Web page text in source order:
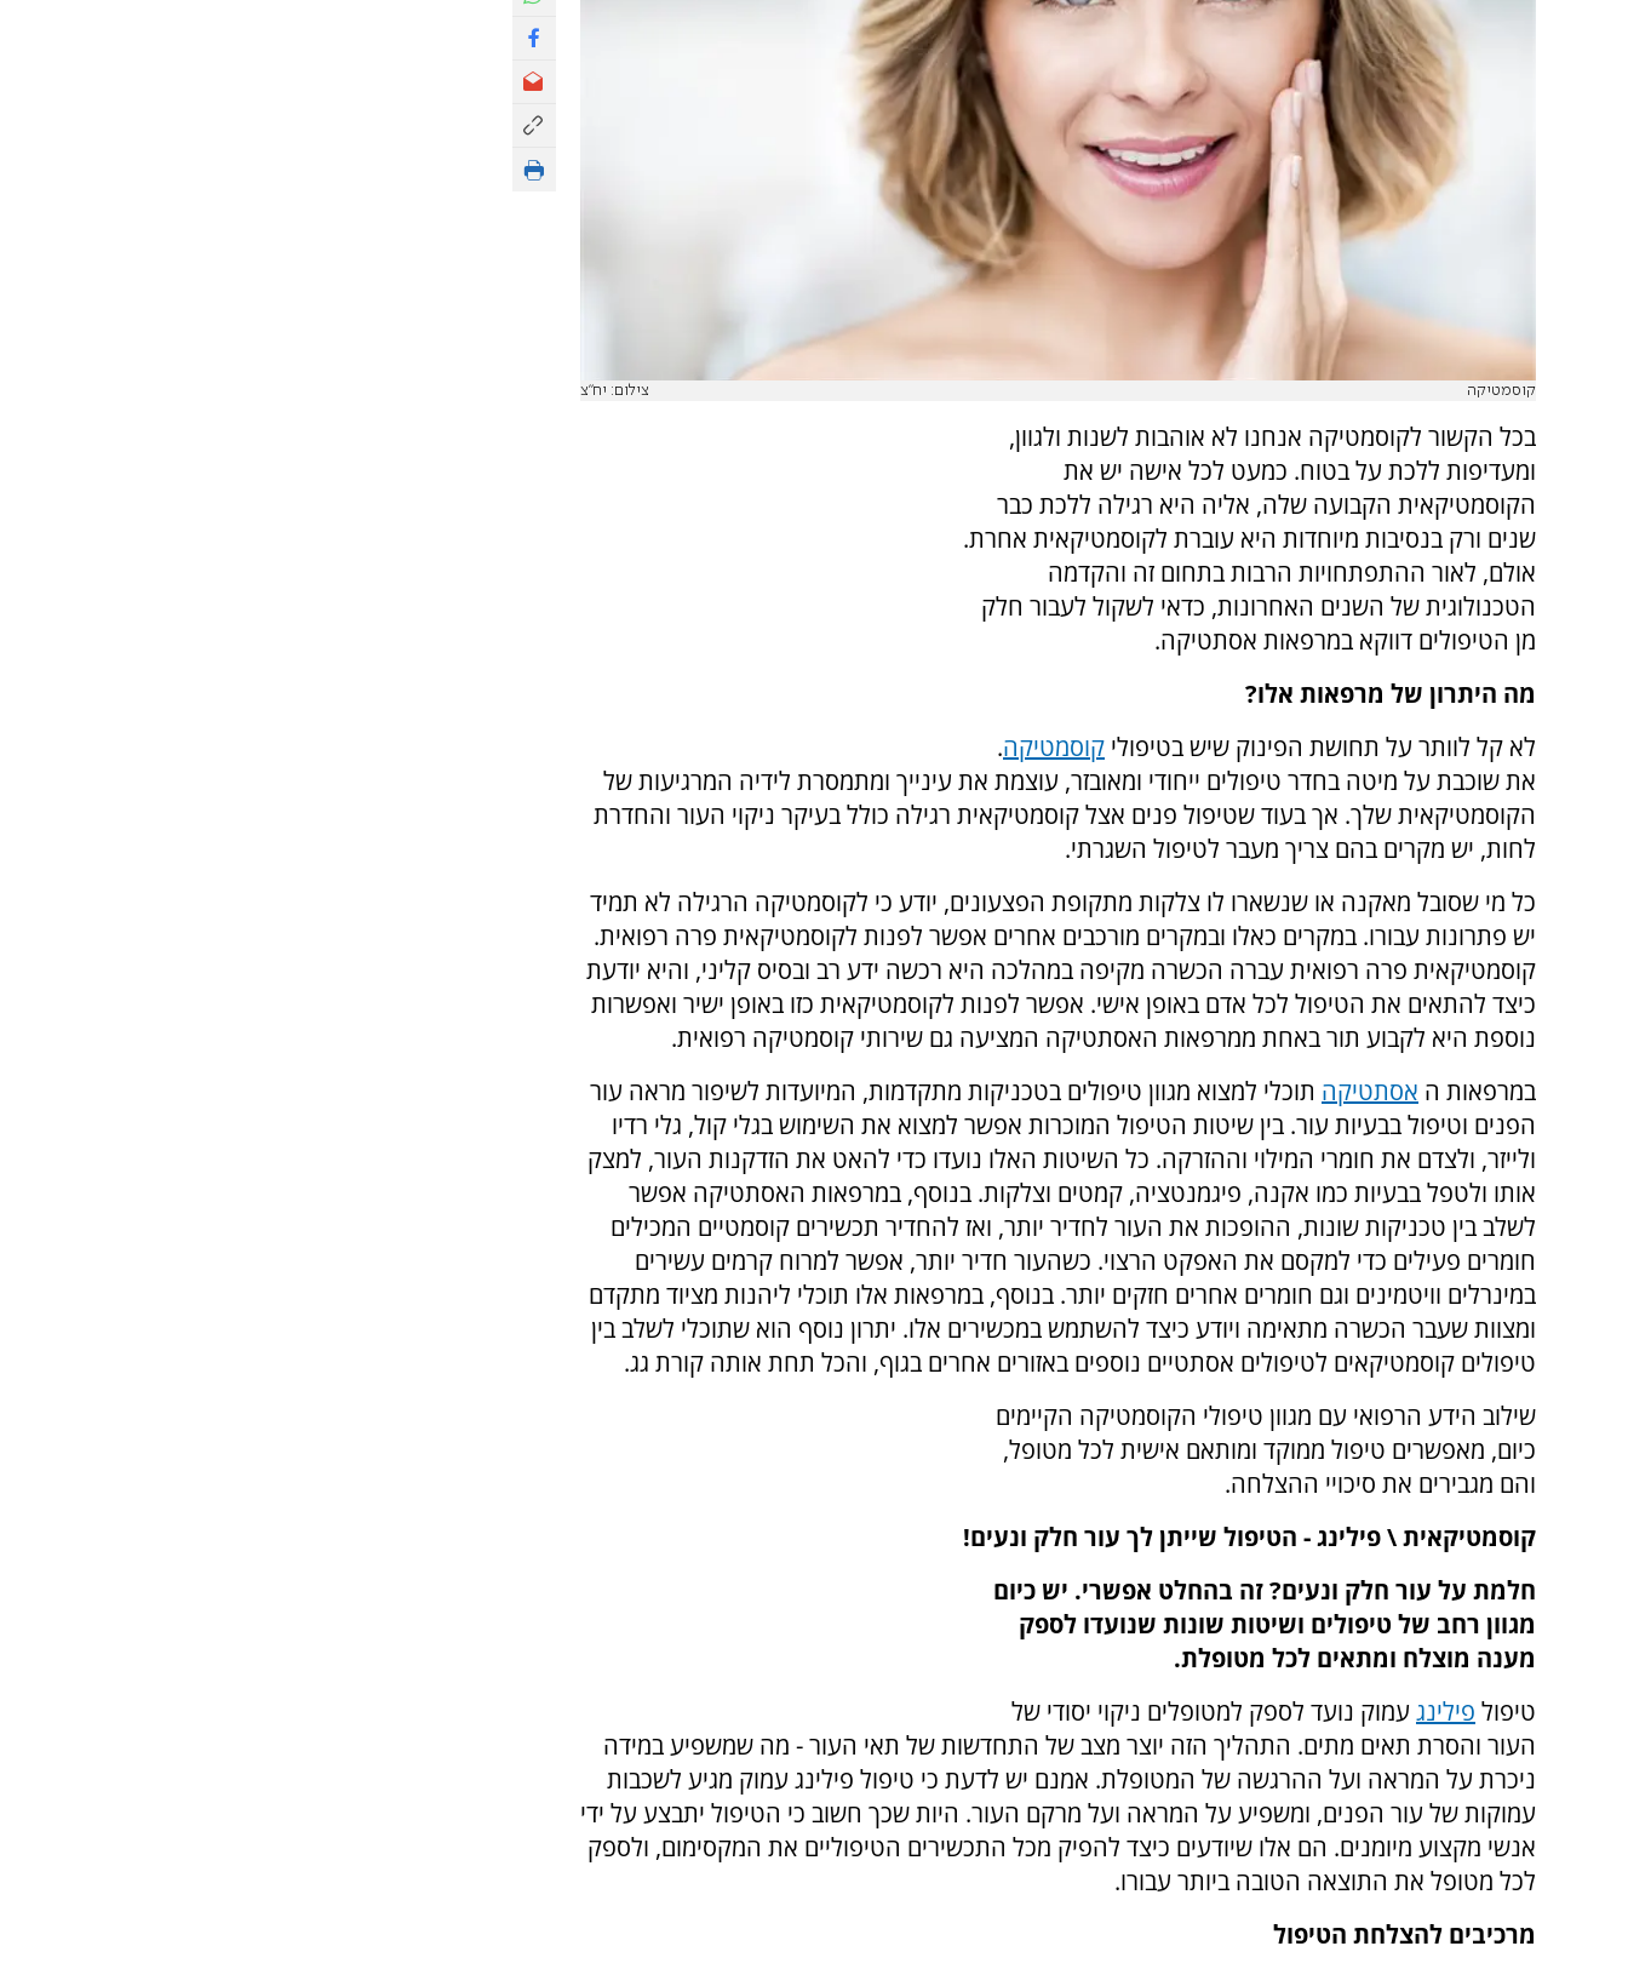
קוסמטיקה צילום: יח"צ
בכל הקשור לקוסמטיקה אנחנו לא אוהבות לשנות ולגוון,
ומעדיפות ללכת על בטוח. כמעט לכל אישה יש את
הקוסמטיקאית הקבועה שלה, אליה היא רגילה ללכת כבר
שנים ורק בנסיבות מיוחדות היא עוברת לקוסמטיקאית אחרת.
אולם, לאור ההתפתחויות הרבות בתחום זה והקדמה
הטכנולוגית של השנים האחרונות, כדאי לשקול לעבור חלק
מן הטיפולים דווקא במרפאות אסתטיקה.
מה היתרון של מרפאות אלו?
לא קל לוותר על תחושת הפינוק שיש בטיפולי קוסמטיקה.
את שוכבת על מיטה בחדר טיפולים ייחודי ומאובזר, עוצמת את עינייך ומתמסרת לידיה המרגיעות של
הקוסמטיקאית שלך. אך בעוד שטיפול פנים אצל קוסמטיקאית רגילה כולל בעיקר ניקוי העור והחדרת
לחות, יש מקרים בהם צריך מעבר לטיפול השגרתי.
כל מי שסובל מאקנה או שנשארו לו צלקות מתקופת הפצעונים, יודע כי לקוסמטיקה הרגילה לא תמיד
יש פתרונות עבורו. במקרים כאלו ובמקרים מורכבים אחרים אפשר לפנות לקוסמטיקאית פרה רפואית.
קוסמטיקאית פרה רפואית עברה הכשרה מקיפה במהלכה היא רכשה ידע רב ובסיס קליני, והיא יודעת
כיצד להתאים את הטיפול לכל אדם באופן אישי. אפשר לפנות לקוסמטיקאית כזו באופן ישיר ואפשרות
נוספת היא לקבוע תור באחת ממרפאות האסתטיקה המציעה גם שירותי קוסמטיקה רפואית.
במרפאות ה אסתטיקה תוכלי למצוא מגוון טיפולים בטכניקות מתקדמות, המיועדות לשיפור מראה עור
הפנים וטיפול בבעיות עור. בין שיטות הטיפול המוכרות אפשר למצוא את השימוש בגלי קול, גלי רדיו
ולייזר, ולצדם את חומרי המילוי וההזרקה. כל השיטות האלו נועדו כדי להאט את הזדקנות העור, למצק
אותו ולטפל בבעיות כמו אקנה, פיגמנטציה, קמטים וצלקות. בנוסף, במרפאות האסתטיקה אפשר
לשלב בין טכניקות שונות, ההופכות את העור לחדיר יותר, ואז להחדיר תכשירים קוסמטיים המכילים
חומרים פעילים כדי למקסם את האפקט הרצוי. כשהעור חדיר יותר, אפשר למרוח קרמים עשירים
במינרלים וויטמינים וגם חומרים אחרים חזקים יותר. בנוסף, במרפאות אלו תוכלי ליהנות מציוד מתקדם
ומצוות שעבר הכשרה מתאימה ויודע כיצד להשתמש במכשירים אלו. יתרון נוסף הוא שתוכלי לשלב בין
טיפולים קוסמטיקאים לטיפולים אסתטיים נוספים באזורים אחרים בגוף, והכל תחת אותה קורת גג.
שילוב הידע הרפואי עם מגוון טיפולי הקוסמטיקה הקיימים
כיום, מאפשרים טיפול ממוקד ומותאם אישית לכל מטופל,
והם מגבירים את סיכויי ההצלחה.
קוסמטיקאית \ פילינג - הטיפול שייתן לך עור חלק ונעים!
חלמת על עור חלק ונעים? זה בהחלט אפשרי. יש כיום
מגוון רחב של טיפולים ושיטות שונות שנועדו לספק
מענה מוצלח ומתאים לכל מטופלת.
טיפול פילינג עמוק נועד לספק למטופלים ניקוי יסודי של
העור והסרת תאים מתים. התהליך הזה יוצר מצב של התחדשות של תאי העור - מה שמשפיע במידה
ניכרת על המראה ועל ההרגשה של המטופלת. אמנם יש לדעת כי טיפול פילינג עמוק מגיע לשכבות
עמוקות של עור הפנים, ומשפיע על המראה ועל מרקם העור. היות שכך חשוב כי הטיפול יתבצע על ידי
אנשי מקצוע מיומנים. הם אלו שיודעים כיצד להפיק מכל התכשירים הטיפוליים את המקסימום, ולספק
לכל מטופל את התוצאה הטובה ביותר עבורו.
מרכיבים להצלחת הטיפול